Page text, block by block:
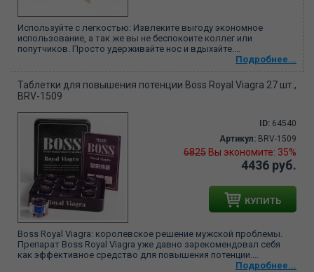
Используйте с легкостью: Извлеките выгоду экономное
использование, а так же вы не беспокоите коллег или
попутчиков. Просто удерживайте нос и вдыхайте....
Подробнее...
Таблетки для повышения потенции Boss Royal Viagra 27 шт.,
BRV-1509
ID: 64540
Артикул: BRV-1509
6825 Вы экономите: 35%
4436 руб.
КУПИТЬ
Boss Royal Viagra: королевское решение мужской проблемы.
Препарат Boss Royal Viagra уже давно зарекомендовал себя
как эффективное средство для повышения потенции....
Подробнее...